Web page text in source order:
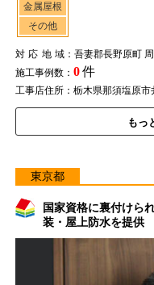
金属屋根
その他
対応地域：吾妻郡長野原町
施工事例数： 0件
工事店住所：栃木県那須塩原市
もっ
東京都
国家資格に裏付けら
装・屋上防水を提供